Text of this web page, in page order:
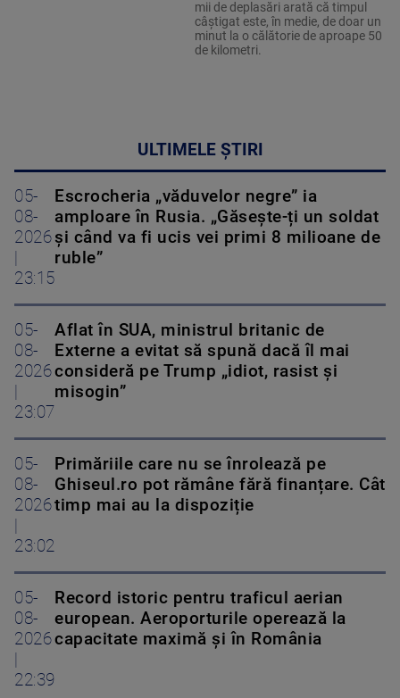
mii de deplasări arată că timpul
câștigat este, în medie, de doar un
minut la o călătorie de aproape 50
de kilometri.
ULTIMELE ȘTIRI
05-
08-
2026
23:15
Escrocheria „văduvelor negre” ia
amploare în Rusia. „Găsește-ți un soldat
și când va fi ucis vei primi 8 milioane de
ruble”
05-
08-
2026
23:07
Aflat în SUA, ministrul britanic de
Externe a evitat să spună dacă îl mai
consideră pe Trump „idiot, rasist și
misogin”
05-
08-
2026
23:02
Primăriile care nu se înrolează pe
Ghiseul.ro pot rămâne fără finanțare. Cât
timp mai au la dispoziție
05-
08-
2026
22:39
Record istoric pentru traficul aerian
european. Aeroporturile operează la
capacitate maximă și în România